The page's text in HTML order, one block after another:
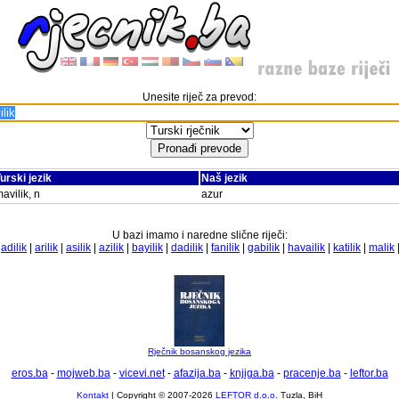
Unesite riječ za prevod:
jezik
Naš jezik
n
azur
U bazi imamo i naredne slične riječi:
adilik arilik asilik azilik bayilik dadilik fanilik gabilik havailik katilik malik
Rječnik bosanskog jezika
eros.ba- mojweb.ba- vicevi.net- afazija.ba- knjiga.ba- pracenje.ba- leftor.ba
Kontakt | Copyright © 2007-2026 LEFTOR d.o.o. Tuzla, BiH